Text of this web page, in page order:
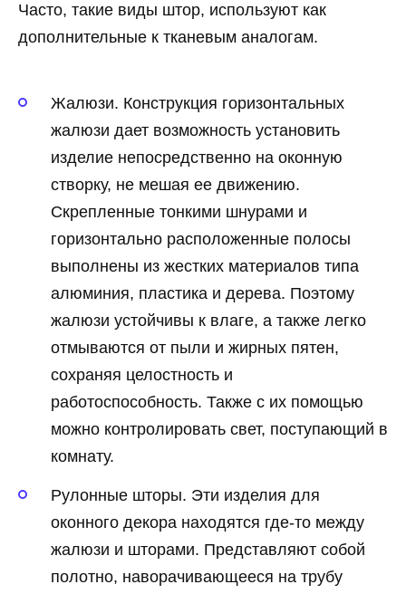
Часто, такие виды штор, используют как
дополнительные к тканевым аналогам.
Жалюзи. Конструкция горизонтальных
жалюзи дает возможность установить
изделие непосредственно на оконную
створку, не мешая ее движению.
Скрепленные тонкими шнурами и
горизонтально расположенные полосы
выполнены из жестких материалов типа
алюминия, пластика и дерева. Поэтому
жалюзи устойчивы к влаге, а также легко
отмываются от пыли и жирных пятен,
сохраняя целостность и
работоспособность. Также с их помощью
можно контролировать свет, поступающий в
комнату.
Рулонные шторы. Эти изделия для
оконного декора находятся где-то между
жалюзи и шторами. Представляют собой
полотно, наворачивающееся на трубу